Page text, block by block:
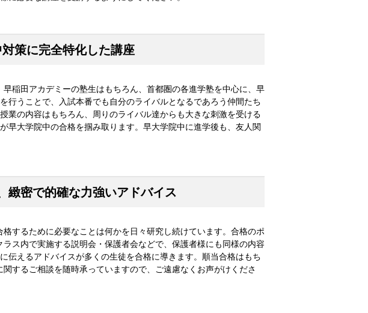
策に完全特化した講座
稲田アカデミーの塾生はもちろん、首都圏の各進学塾を中心に、早
行うことで、入試本番でも自分のライバルとなるであろう仲間たち
業の内容はもちろん、周りのライバル達からも大きな刺激を受ける
早大学院中の合格を掴み取ります。早大学院中に進学後も、友人関
緻密で的確な力強いアドバイス
するために必要なことは何かを日々研究し続けています。合格のポ
ス内で実施する説明会・保護者会などで、保護者様にも同様の内容
伝えるアドバイスが多くの生徒を合格に導きます。順当合格はもち
するご相談を随時承っていますので、ご遠慮なくお声がけくださ